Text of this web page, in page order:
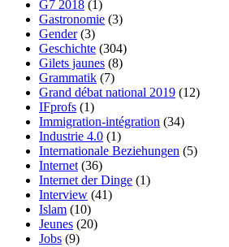
G7 2018 (1)
Gastronomie (3)
Gender(3)
Geschichte (304)
Gilets jaunes (8)
Grammatik (7)
Grand débat national 2019 (12)
IFprofs (1)
Immigration-intégration (34)
Industrie 4.0 (1)
Internationale Beziehungen (5)
Internet (36)
Internet der Dinge (1)
Interview (41)
Islam (10)
Jeunes (20)
Jobs (9)